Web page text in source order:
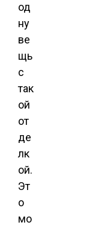
од
ну
ве
щь
с
так
ой
от
де
лк
ой.
Эт
о
мо